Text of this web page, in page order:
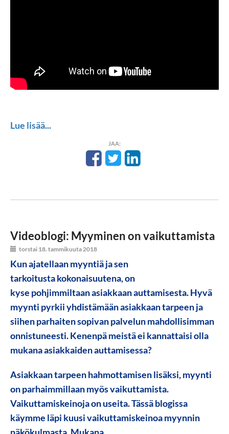
Lue lisää...
JAA:
Videoblogi: Myyminen on vaikuttamista
torstai 18. tammikuuta 2018
Kun ajatellaan myyntiä ja sen
tarkoitusta kokonaisuutena, on
kyse pohjimmiltaan asiakkaan auttamisesta. Hyvä
myynti pyrkii yhdistämään asiakkaan tarpeen ja
siihen parhaiten sopivan palvelun mahdollisimman
onnistuneesti. Kenenpä meistä ei kannattaisi olla
mukana asiakkaiden auttamisessa?
Asiakkaan tarpeen hahmottamisen lisäksi, myynti
on parhaimmillaan myös vaikuttamista.
Vaikuttamiskeinoja on useita. Tässä blogissa
käymme läpi kuusi vaikuttamiskeinoa myynnin